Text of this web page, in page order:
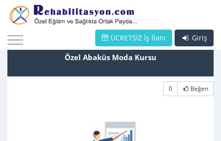
Giriş
ÜCRETSİZ İş İlanı
Özel Abaküs Moda Kursu
0 Beğen